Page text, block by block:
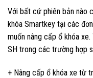
Với bất cứ phiên bản nào
khóa Smartkey tại các
muốn nâng cấp ổ khóa
SH trong các trường hợp
+ Nâng cấp ổ khóa xe từ